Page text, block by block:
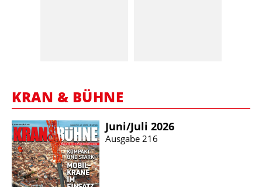
KRAN & BÜHNE
Juni/​Juli 2026
Ausgabe 216